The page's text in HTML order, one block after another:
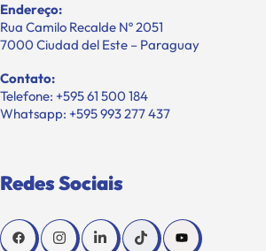
Endereço:
Rua Camilo Recalde Nº 2051
7000 Ciudad del Este – Paraguay
Contato:
Telefone: +595 61 500 184
Whatsapp: +595 993 277 437
Redes Sociais